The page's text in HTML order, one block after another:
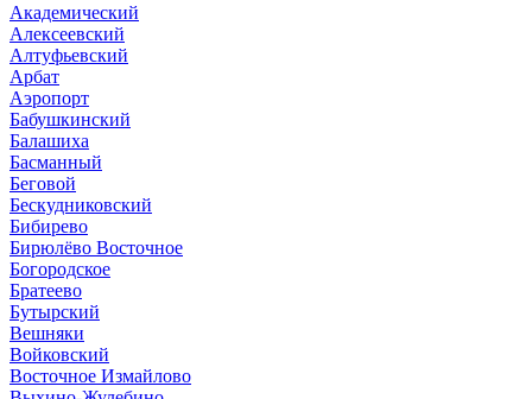
Академический
Алексеевский
Алтуфьевский
Арбат
Аэропорт
Бабушкинский
Балашиха
Басманный
Беговой
Бескудниковский
Бибирево
Бирюлёво Восточное
Богородское
Братеево
Бутырский
Вешняки
Войковский
Восточное Измайлово